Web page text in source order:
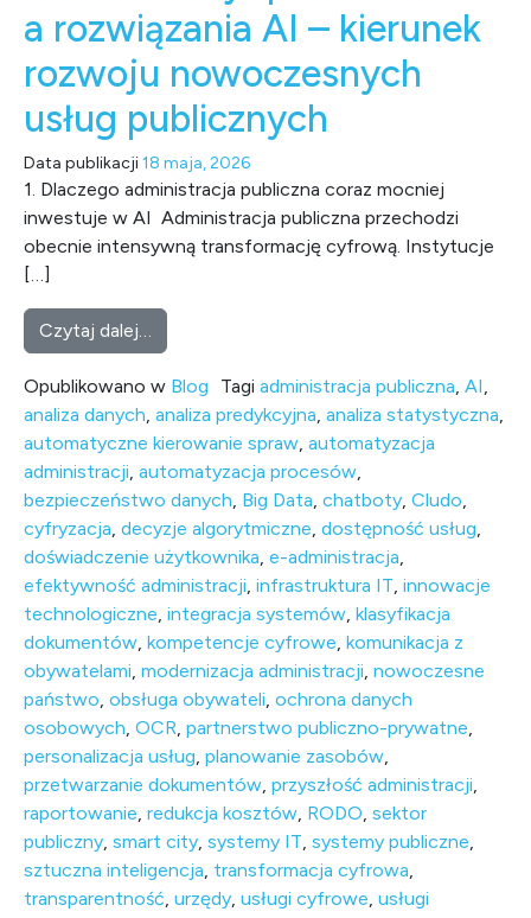
a rozwiązania AI – kierunek
rozwoju nowoczesnych
usług publicznych
Data publikacji18 maja, 2026
1. Dlaczego administracja publiczna coraz mocniej
inwestuje w AI Administracja publiczna przechodzi
obecnie intensywną transformację cyfrową. Instytucje
[…]
Czytaj dalej…
Opublikowano w Blog Tagi administracja publiczna, AI,
analiza danych, analiza predykcyjna, analiza statystyczna,
automatyczne kierowanie spraw, automatyzacja
administracji, automatyzacja procesów,
bezpieczeństwo danych, Big Data, chatboty, Cludo,
cyfryzacja, decyzje algorytmiczne, dostępność usług,
doświadczenie użytkownika, e-administracja,
efektywność administracji, infrastruktura IT, innowacje
technologiczne, integracja systemów, klasyfikacja
dokumentów, kompetencje cyfrowe, komunikacja z
obywatelami, modernizacja administracji, nowoczesne
państwo, obsługa obywateli, ochrona danych
osobowych, OCR, partnerstwo publiczno-prywatne,
personalizacja usług, planowanie zasobów,
przetwarzanie dokumentów, przyszłość administracji,
raportowanie, redukcja kosztów, RODO, sektor
publiczny, smart city, systemy IT, systemy publiczne,
sztuczna inteligencja, transformacja cyfrowa,
transparentność, urzędy, usługi cyfrowe, usługi